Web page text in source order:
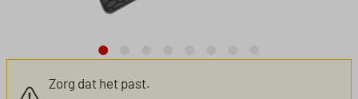
Zorg dat het past.